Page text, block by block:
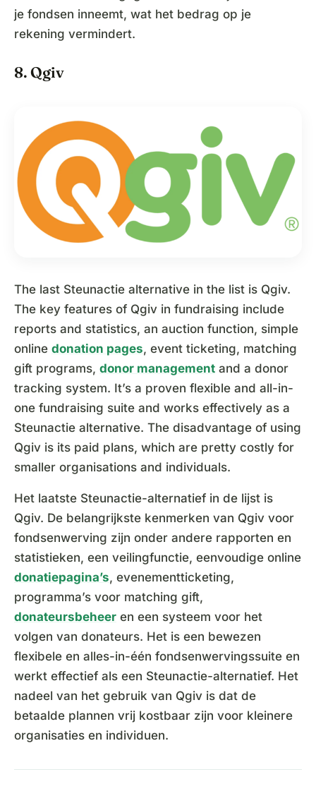
je fondsen inneemt, wat het bedrag op je
rekening vermindert.
8. Qgiv
The last Steunactie alternative in the list is Qgiv.
The key features of Qgiv in fundraising include
reports and statistics, an auction function, simple
online donation pages, event ticketing, matching
gift programs, donor management and a donor
tracking system. It’s a proven flexible and all-in-
one fundraising suite and works effectively as a
Steunactie alternative. The disadvantage of using
Qgiv is its paid plans, which are pretty costly for
smaller organisations and individuals.
Het laatste Steunactie-alternatief in de lijst is
Qgiv. De belangrijkste kenmerken van Qgiv voor
fondsenwerving zijn onder andere rapporten en
statistieken, een veilingfunctie, eenvoudige online
donatiepagina’s, evenementticketing,
programma’s voor matching gift,
donateursbeheer en een systeem voor het
volgen van donateurs. Het is een bewezen
flexibele en alles-in-één fondsenwervingssuite en
werkt effectief als een Steunactie-alternatief. Het
nadeel van het gebruik van Qgiv is dat de
betaalde plannen vrij kostbaar zijn voor kleinere
organisaties en individuen.